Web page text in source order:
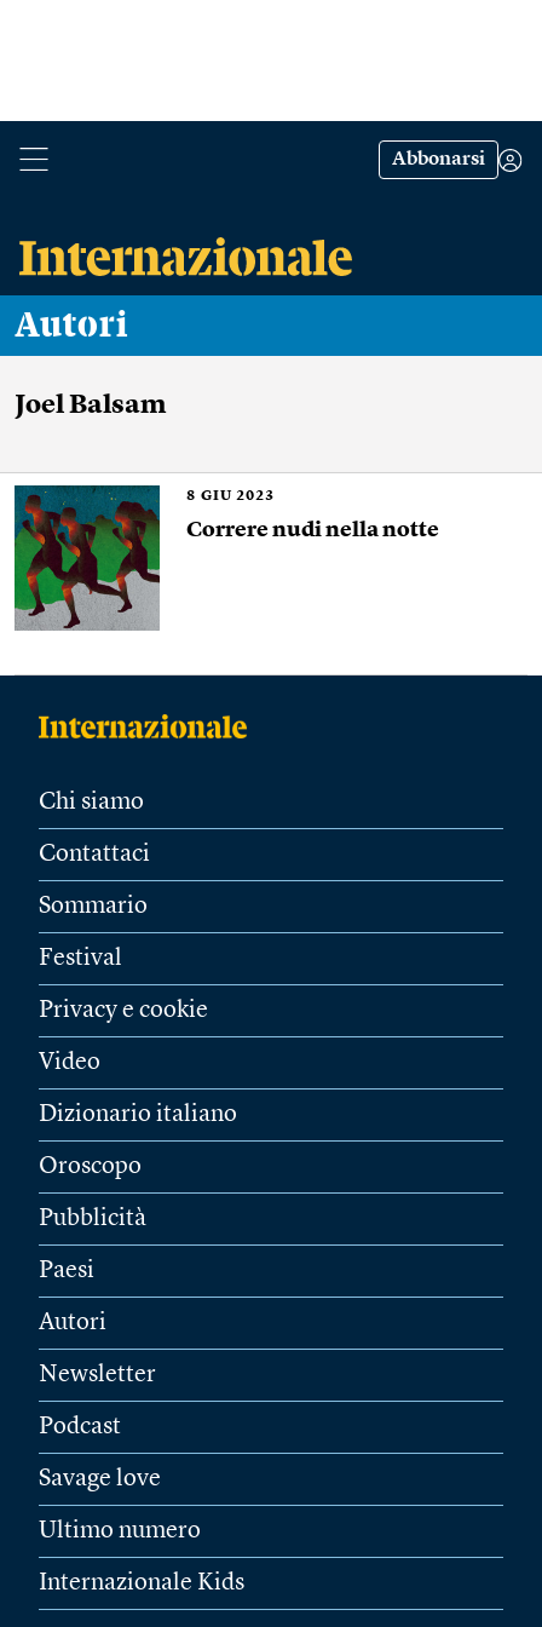
Abbonarsi
Autori
Joel Balsam
8 GIU 2023
Correre nudi nella notte
Chi siamo
Contattaci
Sommario
Festival
Privacy e cookie
Video
Dizionario italiano
Oroscopo
Pubblicità
Paesi
Autori
Newsletter
Podcast
Savage love
Ultimo numero
Internazionale Kids